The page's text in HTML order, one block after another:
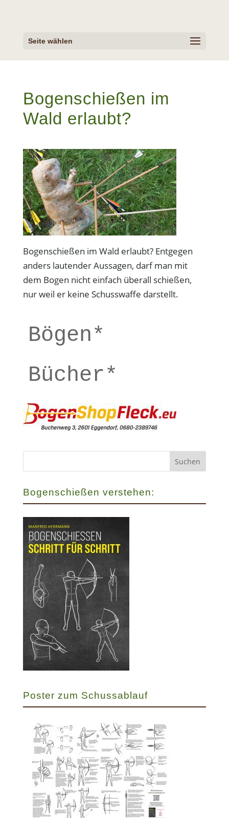
Seite wählen
Bogenschießen im
Wald erlaubt?
Bogenschießen im Wald erlaubt? Entgegen
anders lautender Aussagen, darf man mit
dem Bogen nicht einfach überall schießen,
nur weil er keine Schusswaffe darstellt.
Bögen*
Bücher*
Bogenschießen verstehen:
Poster zum Schussablauf